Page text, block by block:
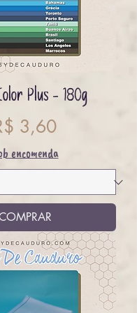
Plus - 180g
3,60
encomenda